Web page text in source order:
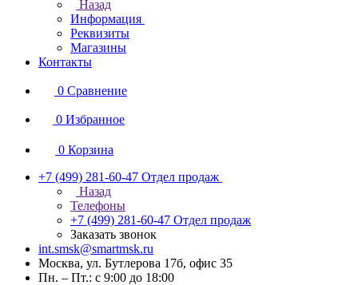
Назад
Информация
Реквизиты
Магазины
Контакты
0 Сравнение
0 Избранное
0 Корзина
+7 (499) 281-60-47 Отдел продаж
Назад
Телефоны
+7 (499) 281-60-47 Отдел продаж
Заказать звонок
int.smsk@smartmsk.ru
Москва, ул. Бутлерова 17б, офис 35
Пн. – Пт.: с 9:00 до 18:00